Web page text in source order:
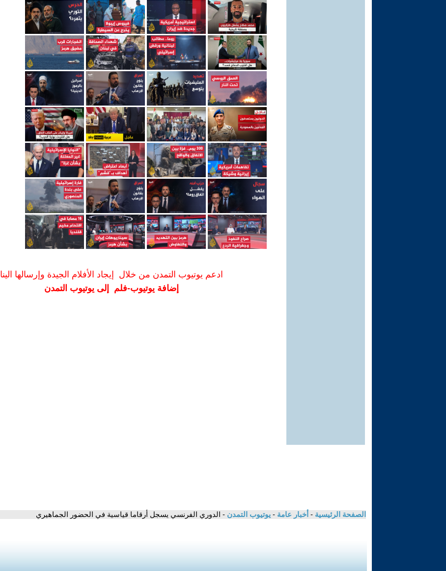
ادعم يوتيوب التمدن من خلال إيجاد الأفلام الجيدة وإرسالها الينا
إضافة يوتيوب-فلم إلى يوتيوب التمدن
الصفحة الرئيسية - أخبار عامة - يوتيوب التمدن - الدوري الفرنسي يسجل أرقاما قياسية في الحضور الجماهيري